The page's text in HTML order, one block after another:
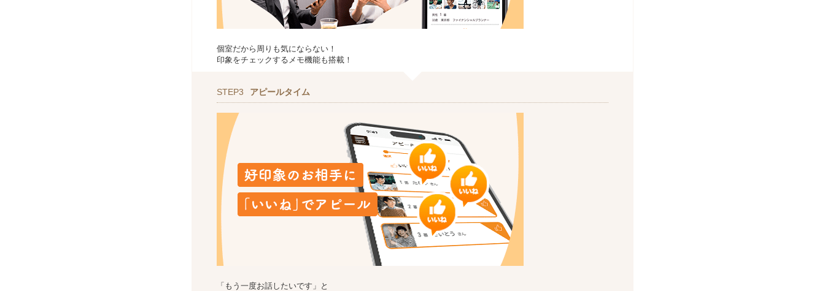
個室だから周りも気にならない！
印象をチェックするメモ機能も搭載！
STEP3 アピールタイム
「もう一度お話したいです」と